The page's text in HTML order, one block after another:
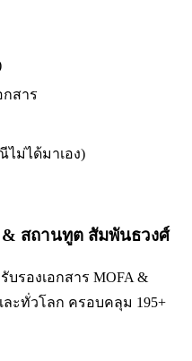
กสาร
ม่ได้มาเอง)
& สถานทูต สัมพันธวงศ์
รับรองเอกสาร MOFA &
ะทั่วโลก ครอบคลุม 195+